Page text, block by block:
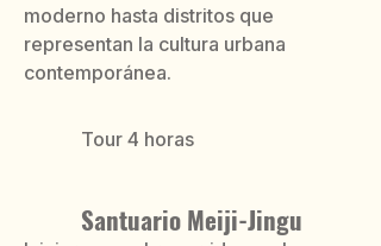
moderno hasta distritos que
representan la cultura urbana
contemporánea.
Tour 4 horas
Santuario Meiji-Jingu